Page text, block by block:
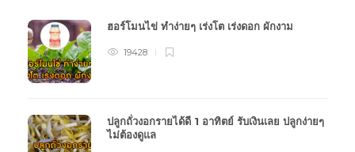
ฮอร์โมนไข่ ทำง่ายๆ เร่งโต เร่งดอก ผักงาม
19428
ปลูกถั่วงอกรายได้ดี 1 อาทิตย์ รับเงินเลย ปลูกง่ายๆ
ไม่ต้องดูแล